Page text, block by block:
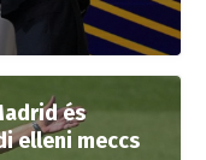
és
elleni meccs